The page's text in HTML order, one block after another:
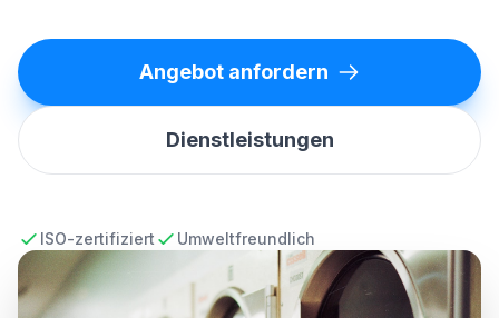
Angebot anfordern
Dienstleistungen
ISO-zertifiziert Umweltfreundlich